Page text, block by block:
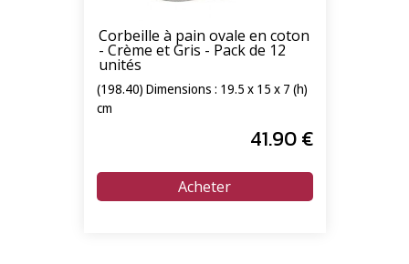
Corbeille à pain ovale en coton
- Crème et Gris - Pack de 12
unités
(198.40) Dimensions : 19.5 x 15 x 7 (h)
cm
41.90€